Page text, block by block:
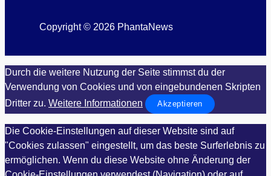
Copyright © 2026 PhantaNews
Durch die weitere Nutzung der Seite stimmst du der
Verwendung von Cookies und von eingebundenen Skripten
Dritter zu. Weitere Informationen Akzeptieren
Die Cookie-Einstellungen auf dieser Website sind auf
"Cookies zulassen" eingestellt, um das beste Surferlebnis zu
ermöglichen. Wenn du diese Website ohne Änderung der